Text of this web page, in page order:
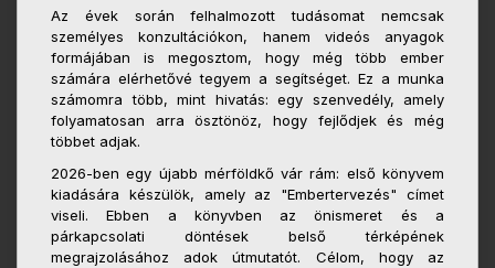
Az évek során felhalmozott tudásomat nemcsak
személyes konzultációkon, hanem videós anyagok
formájában is megosztom, hogy még több ember
számára elérhetővé tegyem a segítséget. Ez a munka
számomra több, mint hivatás: egy szenvedély, amely
folyamatosan arra ösztönöz, hogy fejlődjek és még
többet adjak.
2026-ben egy újabb mérföldkő vár rám: első könyvem
kiadására készülök, amely az "Embertervezés" címet
viseli. Ebben a könyvben az önismeret és a
párkapcsolati döntések belső térképének
megrajzolásához adok útmutatót. Célom, hogy az